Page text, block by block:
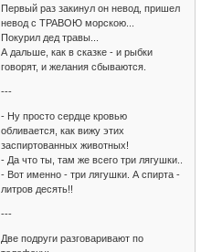
Первый раз закинул он невод, пришел
невод с ТРАВОЮ морскою...
Покурил дед травы...
А дальше, как в сказке - и рыбки
говорят, и желания сбываются.
---
- Hу просто сердце кровью
обливается, как вижу этих
заспиртованных животных!
- Да что ты, там же всего три лягушки..
- Вот именно - три лягушки. А спирта -
литров десять!!
---
Две подруги разговаривают по